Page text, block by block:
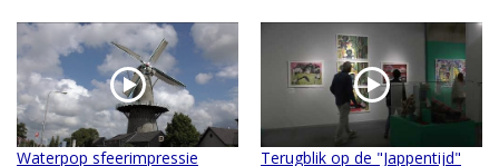
Waterpop sfeerimpressie
Terugblik op de "Jappentijd"